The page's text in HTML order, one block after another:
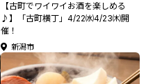
【古町でワイワイお酒を楽しめる
♪】「古町横丁」4/22㈬4/23㈭開
催！
新潟市